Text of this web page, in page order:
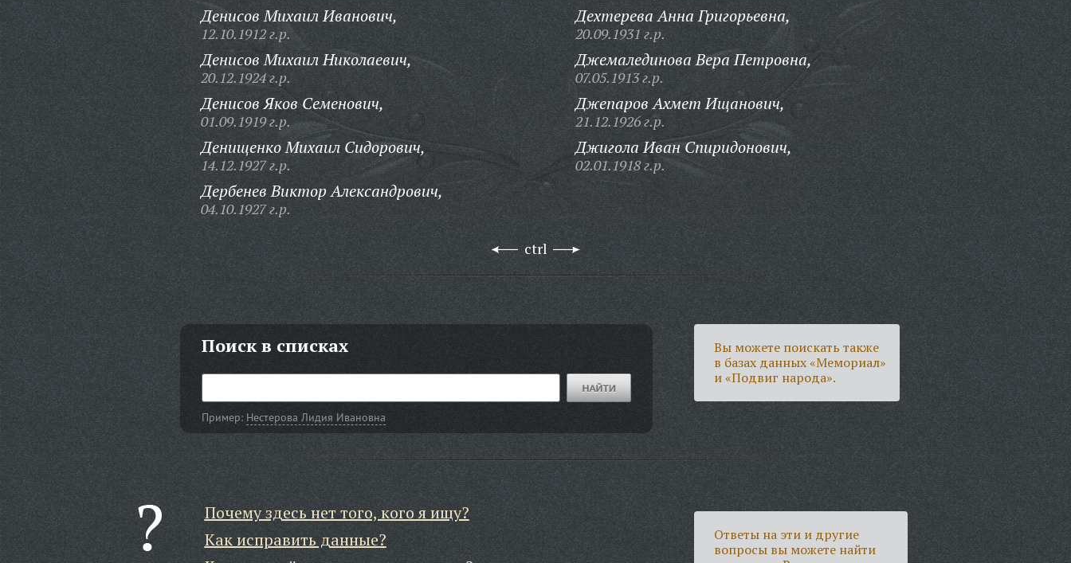
Денисов Михаил Иванович,
12.10.1912 г.р.
Денисов Михаил Николаевич,
20.12.1924 г.р.
Денисов Яков Семенович,
01.09.1919 г.р.
Денищенко Михаил Сидорович,
14.12.1927 г.р.
Дербенев Виктор Александрович,
04.10.1927 г.р.
Дехтерева Анна Григорьевна,
20.09.1931 г.р.
Джемалединова Вера Петровна,
07.05.1913 г.р.
Джепаров Ахмет Ищанович,
21.12.1926 г.р.
Джигола Иван Спиридонович,
02.01.1918 г.р.
ctrl
Поиск в списках
Пример: Нестерова Лидия Ивановна
Вы можете поискать также
в базах данных «Мемориал»
и «Подвиг народа».
Почему здесь нет того, кого я ищу?
Как исправить данные?
Ответы на эти и другие
вопросы вы можете найти